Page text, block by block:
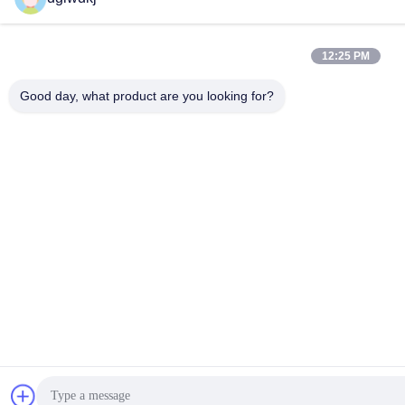
12:25 PM
Good day, what product are you looking for?